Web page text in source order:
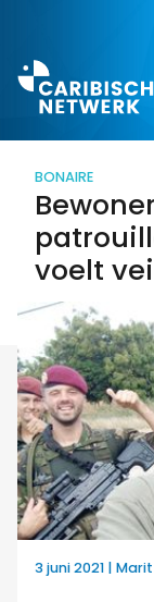
BONAIRE
voelt
3 juni 2021 |